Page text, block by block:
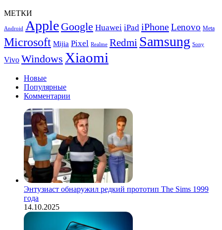
МЕТКИ
Android Apple Google Huawei iPad iPhoneLenovo Meta
Microsoft Mijia Pixel Realme Redmi Samsung Sony
Vivo Windows Xiaomi
Новые
Популярные
Комментарии
Энтузиаст обнаружил редкий прототип The Sims 1999
года
14.10.2025